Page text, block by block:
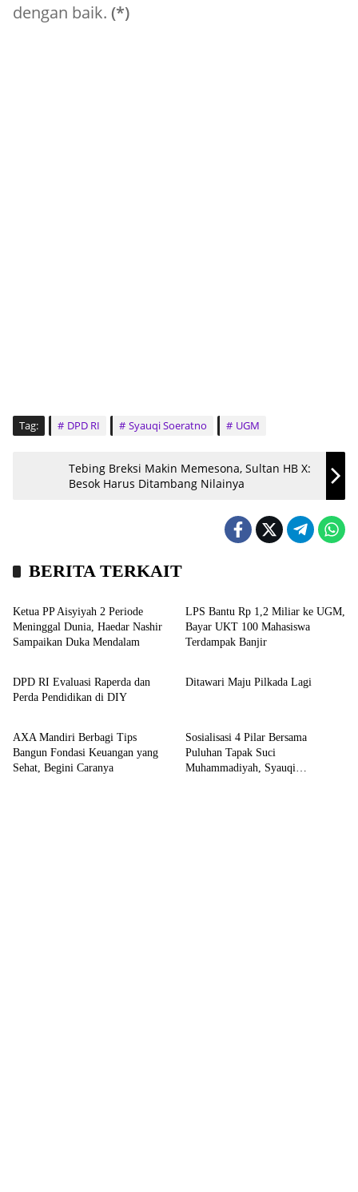
dengan baik. (*)
Tag: DPD RI Syauqi Soeratno UGM
Tebing Breksi Makin Memesona, Sultan HB X:
Besok Harus Ditambang Nilainya
BERITA TERKAIT
Kronika
Ketua PP Aisyiyah 2 Periode
Meninggal Dunia, Haedar Nashir
Sampaikan Duka Mendalam
LPS Bantu Rp 1,2 Miliar ke UGM,
Bayar UKT 100 Mahasiswa
Terdampak Banjir
Headline
DPD RI Evaluasi Raperda dan
Perda Pendidikan di DIY
Profil
Ditawari Maju Pilkada Lagi
Bisnis
AXA Mandiri Berbagi Tips
Bangun Fondasi Keuangan yang
Sehat, Begini Caranya
Sosialisasi 4 Pilar Bersama
Puluhan Tapak Suci
Muhammadiyah, Syauqi